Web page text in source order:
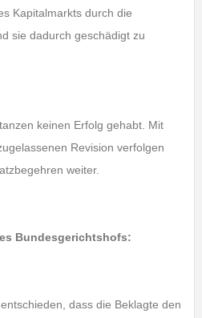
Kapitalmarkts durch die
sie dadurch geschädigt zu
keinen Erfolg gehabt. Mit
Revision verfolgen
weiter.
Bundesgerichtshofs:
dass die Beklagte den